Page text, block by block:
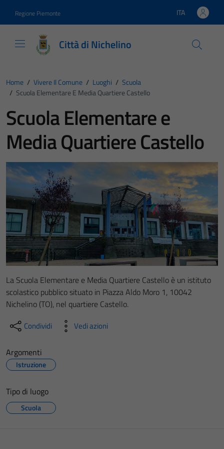
Regione Piemonte Lingua attiva:
ITA
Città di Nichelino
Home / Vivere Il Comune / Luoghi / Scuola
/ Scuola Elementare E Media Quartiere Castello
Scuola Elementare e
Media Quartiere Castello
La Scuola Elementare e Media Quartiere Castello è un istituto
scolastico pubblico situato in Piazza Aldo Moro 1, 10042
Nichelino (TO), nel quartiere Castello.
Condividi Vedi azioni
Argomenti
Istruzione
Tipo di luogo
Scuola